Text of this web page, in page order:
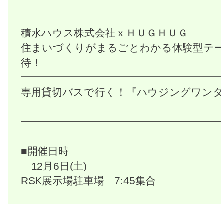
積水ハウス株式会社ｘＨＵＧＨＵＧ
住まいづくりがまるごとわかる体験型テ
待！
専用貸切バスで行く！『ハウジングワン
■開催日時
12月6日(土)
RSK展示場駐車場 7:45集合